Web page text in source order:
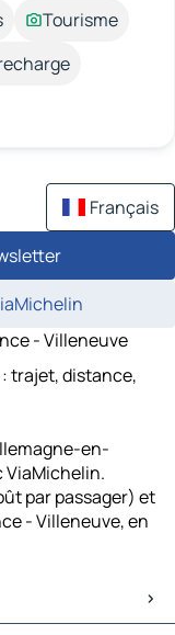
Tourisme
Français
- Villeneuve
trajet, distance,
en-
ViaMichelin.
par passager) et
- Villeneuve, en